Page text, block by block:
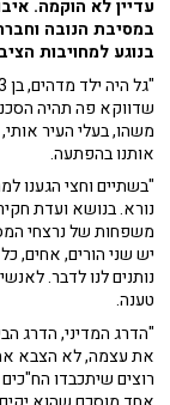
עדיין לא הוקמה.
במסיבת הנובה
בנוגע למחויבות
שדווקא פה תהיה
משהו, בעלי העיר
אותנו בהפתעה.
"בשתיים וחצי הגענו
יש שני הורים, אחים,
טענה.
"הדרג המדיני, הדרג
את עצמה, לא הצבא
רוצים שיתכבדו